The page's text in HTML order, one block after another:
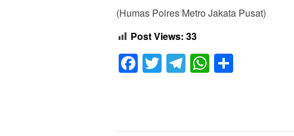
(Humas Polres Metro Jakata Pusat)
Post Views: 33
Facebook
TwitterTelegram
WhatsApp